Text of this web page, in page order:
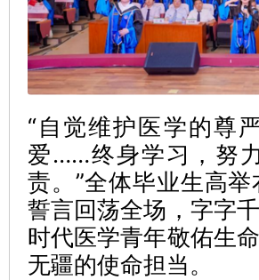
“自觉维护医学的尊
爱……终身学习，努
责。”全体毕业生高
誓言回荡全场，字字
时代医学青年敬佑生
无疆的使命担当。